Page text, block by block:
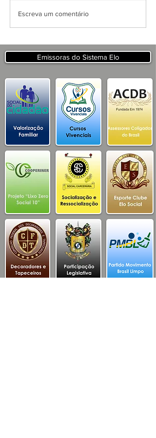
APRESENTAÇÃO DO
TURISMO E
DESENVOLVIMENTO
ECONOMICO PB
Escreva um comentário
Emissoras do Sistema Elo